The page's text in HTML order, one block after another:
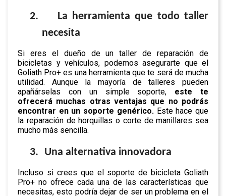
2.
La herramienta que todo taller
necesita
Si eres el dueño de un taller de reparación de
bicicletas y vehículos, podemos asegurarte que el
Goliath Pro+ es una herramienta que te será de mucha
utilidad. Aunque la mayoría de talleres pueden
apañárselas con un simple soporte, este te
ofrecerá muchas otras ventajas que no podrás
encontrar en un soporte genérico.Este hace que
la reparación de horquillas o corte de manillares sea
mucho más sencilla.
3. Una alternativa innovadora
Incluso si crees que el soporte de bicicleta Goliath
Pro+ no ofrece cada una de las características que
necesitas, esto podría dejar de ser un problema en el